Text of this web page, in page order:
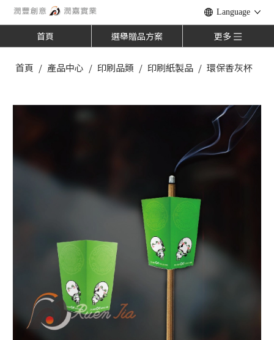
Language
首頁 選舉贈品方案 更多
首頁 / 產品中心 / 印刷品類 / 印刷紙製品 / 環保香灰杯